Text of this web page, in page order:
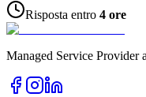
Risposta entro 4 ore
Managed Service